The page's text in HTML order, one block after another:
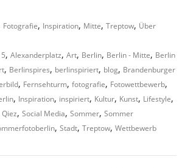
Fotografie, Inspiration, Mitte,Treptow, Über
,Alexanderplatz,Art, Berlin, Berlin - Mitte, Berlin
, Berlinspires, berlinspiriert, blog, Brandenburger
, Fernsehturm,fotografie, Fotowettbewerb,
, Inspiration, inspiriert, Kultur, Kunst, Lifestyle,
Qiez,Social Media,Sommer,Sommer
,Stadt,Treptow,Wettbewerb